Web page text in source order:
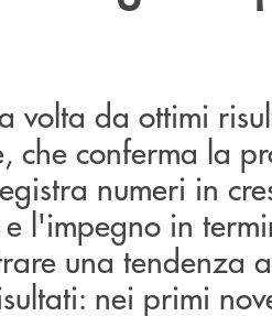
volta da ottimi
che conferma la
numeri in
e l'impegno in
una tendenza
nei primi